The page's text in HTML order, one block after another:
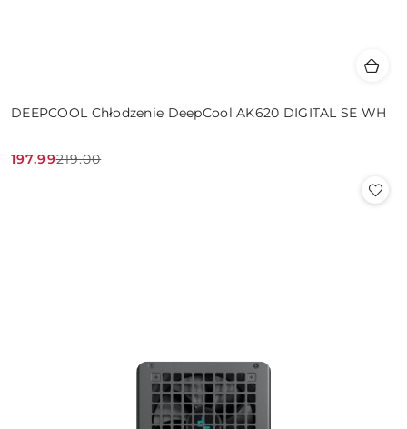
DEEPCOOL Chłodzenie DeepCool AK620 DIGITAL SE WH
Cena
197.99
Cena
219.00